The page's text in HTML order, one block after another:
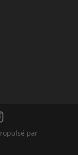
par